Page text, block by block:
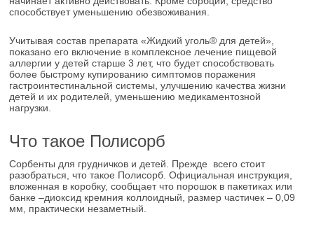
способствует уменьшению обезвоживания.
Учитывая состав препарата «Жидкий уголь® для детей»,
показано его включение в комплексное лечение пищевой
аллергии у детей старше 3 лет, что будет способствовать
более быстрому купированию симптомов поражения
гастроинтестинальной системы, улучшению качества жизни
детей и их родителей, уменьшению медикаментозной
нагрузки.
Что такое Полисорб
Сорбенты для грудничков и детей. Прежде всего стоит
разобраться, что такое Полисорб. Официальная инструкция,
вложенная в коробку, сообщает что порошок в пакетиках или
банке –диоксид кремния коллоидный, размер частичек – 0,09
мм, практически незаметный.